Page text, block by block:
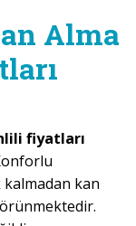
Alma
fiyatları
kalmadan kan